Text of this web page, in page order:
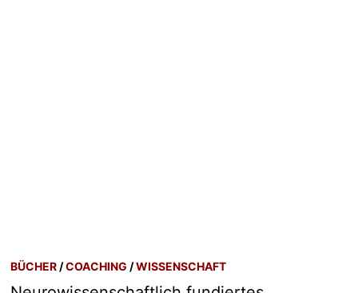
BÜCHER /COACHING /WISSENSCHAFT